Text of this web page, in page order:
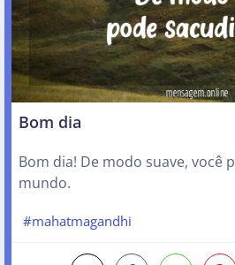
Bom dia
Bom dia! De modo suave, você
mundo.
#mahatmagandhi